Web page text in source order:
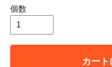
個数
カー